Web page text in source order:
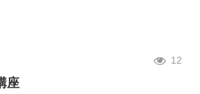
12
座